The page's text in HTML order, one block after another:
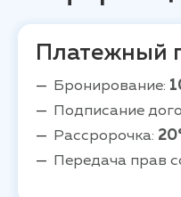
Платежный
Бронирование:
Подписание
Рассророчка:
Передача прав